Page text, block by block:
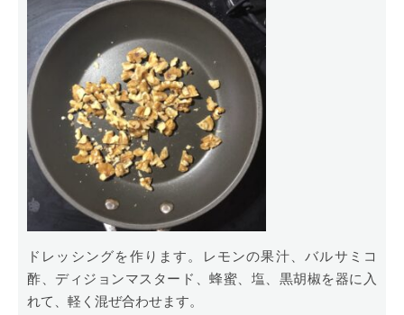
ドレッシングを作ります。レモンの果汁、バルサミコ
酢、ディジョンマスタード、蜂蜜、塩、黒胡椒を器に入
れて、軽く混ぜ合わせます。